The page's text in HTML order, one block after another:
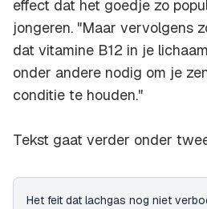
effect dat het goedje zo
jongeren. "Maar vervolgens
dat vitamine B12 in je
onder andere nodig om je
conditie te houden."
Tekst gaat verder onder
Het feit dat lachgas nog niet